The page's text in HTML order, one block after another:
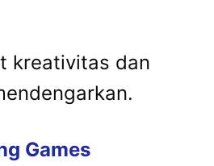
kreativitas dan
Games